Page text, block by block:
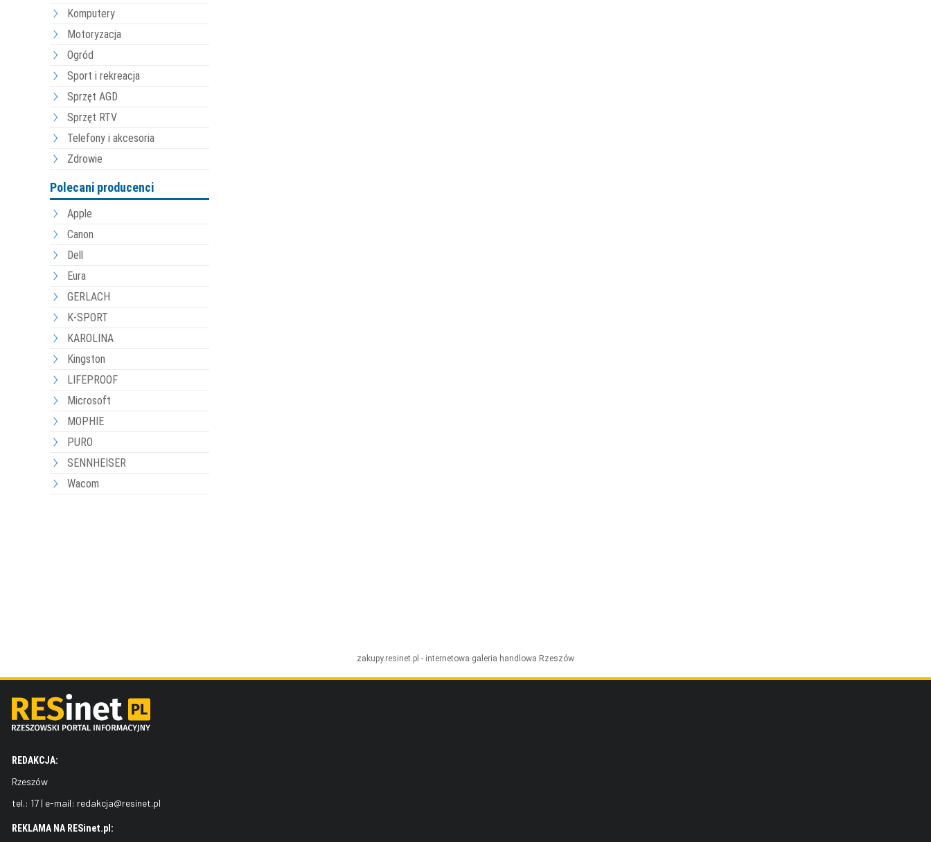
Komputery
Motoryzacja
Ogród
Sport i rekreacja
Sprzęt AGD
Sprzęt RTV
Telefony i akcesoria
Zdrowie
Polecani producenci
Apple
Canon
Dell
Eura
GERLACH
K-SPORT
KAROLINA
Kingston
LIFEPROOF
Microsoft
MOPHIE
PURO
SENNHEISER
Wacom
zakupy.resinet.pl - internetowa galeria handlowa Rzeszów
REDAKCJA:
Rzeszów
tel.: 17 | e-mail: redakcja@resinet.pl
REKLAMA NA RESinet.pl: